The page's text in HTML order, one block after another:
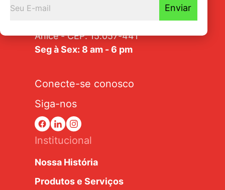
Enviar
Av. Tarraf, 2570/2580 - Jardim
Anice - CEP: 15.057-441
Seg à Sex: 8 am - 6 pm
Conecte-se conosco
Siga-nos
Institucional
Nossa História
Produtos e Serviços